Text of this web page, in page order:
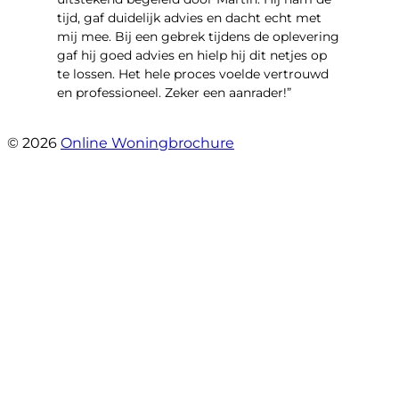
tijd, gaf duidelijk advies en dacht echt met
mij mee. Bij een gebrek tijdens de oplevering
gaf hij goed advies en hielp hij dit netjes op
te lossen. Het hele proces voelde vertrouwd
en professioneel. Zeker een aanrader!”
© 2026 Online Woningbrochure